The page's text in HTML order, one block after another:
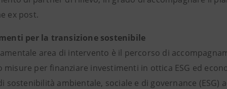
ex post.
per la transizione sostenibile
area di intervento è il percorso di
misure per finanziare investimenti in ottica ESG ed
sostenibilità ambientale, sociale e di governance